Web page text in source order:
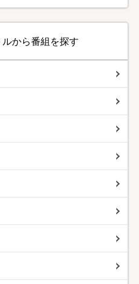
ルから番組を探す